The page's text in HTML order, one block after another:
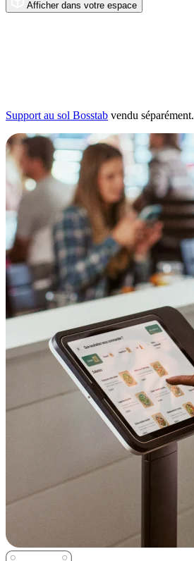
Afficher dans votre espace
Support au sol Bosstab vendu séparément.